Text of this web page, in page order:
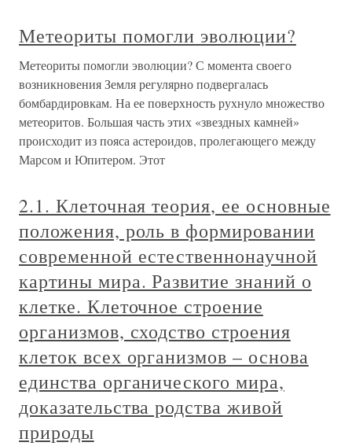
Метеориты помогли эволюции?
Метеориты помогли эволюции? С момента своего
возникновения Земля регулярно подвергалась
бомбардировкам. На ее поверхность рухнуло множество
метеоритов. Большая часть этих «звездных камней»
происходит из пояса астероидов, пролегающего между
Марсом и Юпитером. Этот
2.1. Клеточная теория, ее основные
положения, роль в формировании
современной естественнонаучной
картины мира. Развитие знаний о
клетке. Клеточное строение
организмов, сходство строения
клеток всех организмов – основа
единства органического мира,
доказательства родства живой
природы